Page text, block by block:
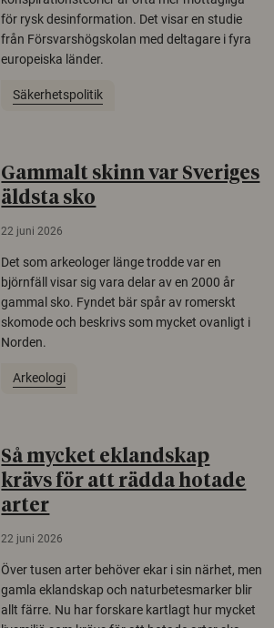
för rysk desinformation. Det visar en studie
från Försvarshögskolan med deltagare i fyra
europeiska länder.
Säkerhetspolitik
Gammalt skinn var Sveriges
äldsta sko
22 juni 2026
Det som arkeologer länge trodde var en
björnfäll visar sig vara delar av en 2000 år
gammal sko. Fyndet bär spår av romerskt
skomode och beskrivs som mycket ovanligt i
Norden.
Arkeologi
Så mycket eklandskap
krävs för att rädda hotade
arter
22 juni 2026
Över tusen arter behöver ekar i sin närhet, men
gamla eklandskap och naturbetesmarker blir
allt färre. Nu har forskare kartlagt hur mycket